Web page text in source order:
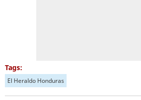
Tags:
El Heraldo Honduras